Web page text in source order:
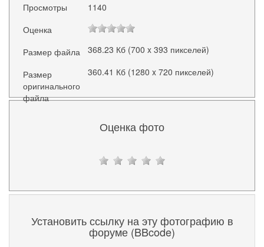
Просмотры
1140
Оценка
Размер файла
368.23 Кб (700 x 393 пикселей)
Размер
оригинального
файла
360.41 Кб (1280 x 720 пикселей)
Оценка фото
Установить ссылку на эту фотографию в
форуме (BBcode)